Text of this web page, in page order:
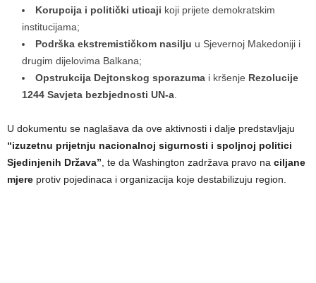
Korupcija i politički uticaji koji prijete demokratskim
institucijama;
Podrška ekstremističkom nasilju u Sjevernoj Makedoniji i
drugim dijelovima Balkana;
Opstrukcija Dejtonskog sporazuma i kršenje Rezolucije
1244 Savjeta bezbjednosti UN-a
U dokumentu se naglašava da ove aktivnosti i dalje predstavljaju
“izuzetnu prijetnju nacionalnoj sigurnosti i spoljnoj politici
Sjedinjenih Država” , te da Washington zadržava pravo na ciljane
mjere protiv pojedinaca i organizacija koje destabilizuju region.